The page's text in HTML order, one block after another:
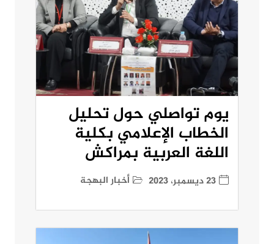
يوم تواصلي حول تحليل
الخطاب الإعلامي بكلية
اللغة العربية بمراكش
23 ديسمبر، 2023 أخبار البهجة